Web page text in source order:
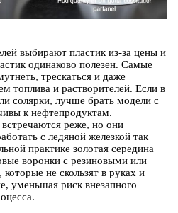
выбирают пластик из-за цены и
одинаково полезен. Самые
трескаться и даже
топлива и растворителей. Если в
солярки, лучше брать модели с
к нефтепродуктам.
реже, но они
с ледяной железкой так
практике золотая середина
воронки с резиновыми или
не скользят в руках и
уменьшая риск внезапного